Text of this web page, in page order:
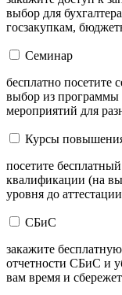
выбор для
госзакупкам,
Семинар
бесплатно посетите
выбор из программы
мероприятий для
Курсы
посетите
квалификации (на
уровня до
СБиС
закажите
отчетности СБиС и
вам время и